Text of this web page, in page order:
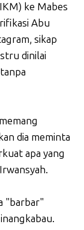
ke Mabes
Abu
sikap
dinilai
dia meminta
apa yang
"barbar"